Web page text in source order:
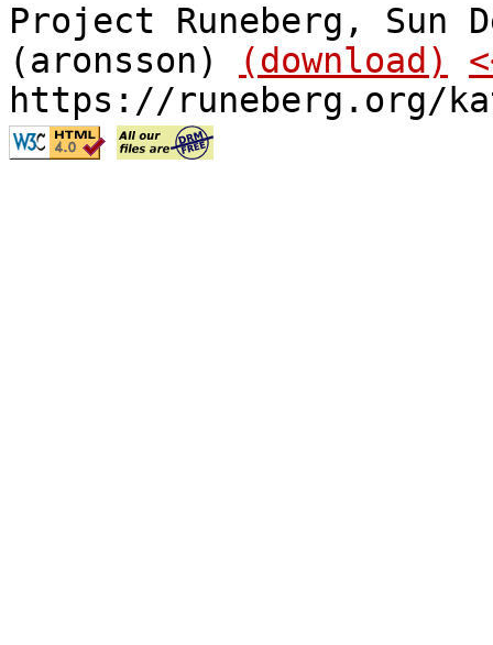
Project Runeberg, Sun
(aronsson)
(download)
https://runeberg.org/